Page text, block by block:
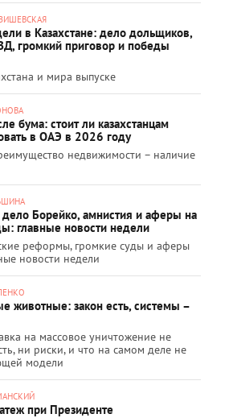
в Казахстане: дело дольщиков,
громкий приговор и победы
и мира выпуске
бума: стоит ли казахстанцам
в ОАЭ в 2026 году
недвижимости – наличие
дело Борейко, амнистия и аферы на
главные новости недели
реформы, громкие суды и аферы
новости недели
животные: закон есть, системы –
на массовое уничтожение не
ни риски, и что на самом деле не
модели
при Президенте